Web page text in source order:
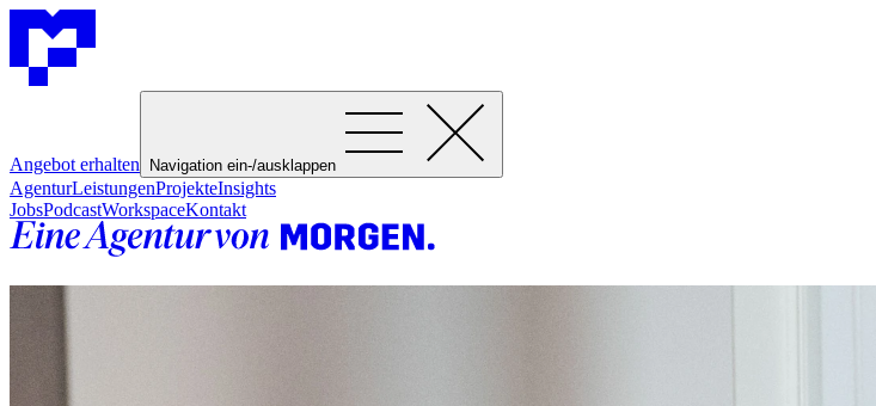
Angebot erhalten Navigation ein-/ausklappen
AgenturLeistungenProjekteInsights
JobsPodcastWorkspaceKontakt
Entwicklung im Kern – für Erfolg, der bleibt.